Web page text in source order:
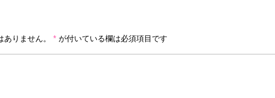
りません。 * が付いている欄は必須項目です